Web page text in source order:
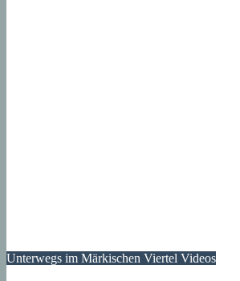
Unterwegs im Märkischen Viertel Videos